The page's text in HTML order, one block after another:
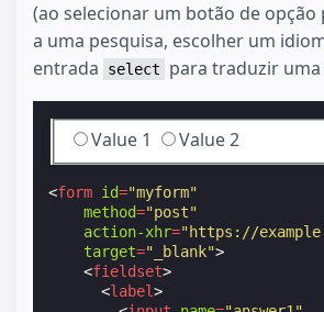
(ao selecionar um botão de
a uma pesquisa, escolher um
entrada
select para traduzir uma
Value 1 Value 2
<form id="myform"
method="post"
action-xhr="https://
target="_blank">
<fieldset>
<label>